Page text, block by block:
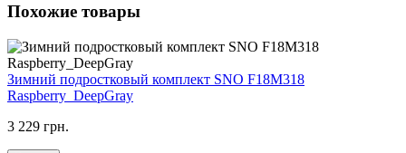
Похожие товары
Зимний подростковый комплект SNO F18M318
Raspberry_DeepGray
3 229 грн.